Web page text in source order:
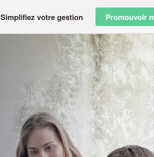
Simplifiez votre gestion Promouvoir